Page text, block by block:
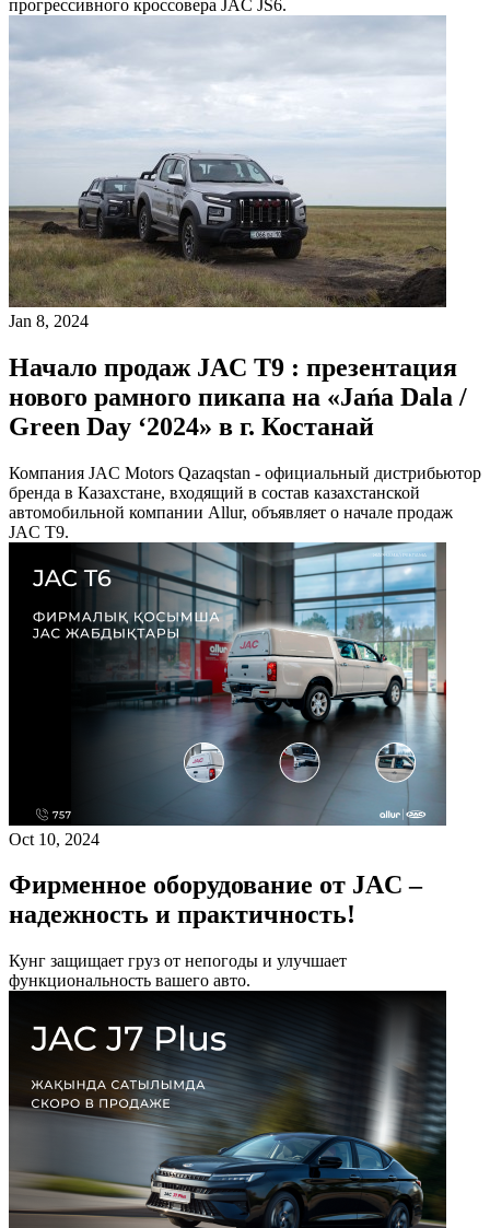
прогрессивного кроссовера JAC JS6.
Jan 8, 2024
Начало продаж JAC T9 : презентация
нового рамного пикапа на «Jańa Dala /
Green Day ‘2024» в г. Костанай
Компания JAC Motors Qazaqstan - официальный дистрибьютор
бренда в Казахстане, входящий в состав казахстанской
автомобильной компании Allur, объявляет о начале продаж
JAC T9.
Oct 10, 2024
Фирменное оборудование от JAC –
надежность и практичность!
Кунг защищает груз от непогоды и улучшает
функциональность вашего авто.